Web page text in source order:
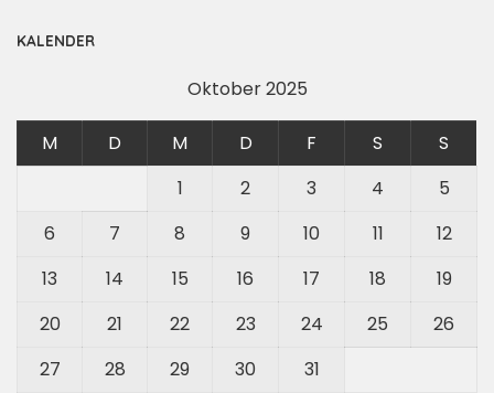
KALENDER
Oktober 2025
M D M D F S
S
1
2 3 4
5
6
7 8 9 10 11
12
13
14 15 16 17 18
19
20
21 22 23 24 25
26
27
28 29 30 31